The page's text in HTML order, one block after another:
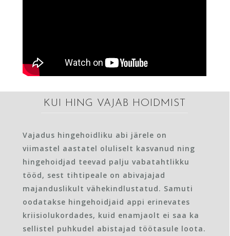
KUI HING VAJAB HOIDMIST
Vajadus hingehoidliku abi järele on
viimastel aastatel oluliselt kasvanud ning
hingehoidjad teevad palju vabatahtlikku
tööd, sest tihtipeale on abivajajad
majanduslikult vähekindlustatud. Samuti
oodatakse hingehoidjaid appi erinevates
kriisiolukordades, kuid enamjaolt ei saa ka
sellistel puhkudel abistajad töötasule loota.